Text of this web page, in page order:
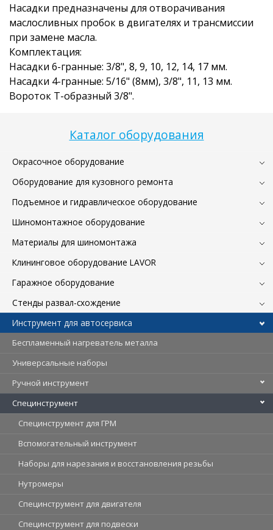
Каталог оборудования
Окрасочное оборудование
Оборудование для кузовного ремонта
Подъемное и гидравлическое оборудование
Шиномонтажное оборудование
Материалы для шиномонтажа
Клининговое оборудование LAVOR
Гаражное оборудование
Стенды развал-схождение
Инструмент для автосервиса
Беспламенный нагреватель металла
Универсальные наборы
Ручной инструмент
Специнструмент
Специнструмент для ГРМ
Вспомогательный инструмент
Наборы для нарезания и восстановления резьбы
Нутромеры
Специнструмент для двигателя
Специнструмент для подвески
Насадки предназначены для отворачивания
маслосливных пробок в двигателях и трансмиссии
при замене масла.
Комплектация:
Насадки 6-гранные: 3/8", 8, 9, 10, 12, 14, 17 мм.
Насадки 4-гранные: 5/16" (8мм), 3/8", 11, 13 мм.
Вороток Т-образный 3/8".